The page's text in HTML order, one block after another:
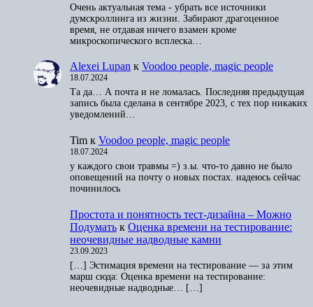
Очень актуальная тема - убрать все источники
думскроллинга из жизни. Забирают драгоценное
время, не отдавая ничего взамен кроме
микроскопического всплеска…
Alexei Lupan к Voodoo people, magic people
18.07.2024
Та да… А почта и не ломалась. Последняя предыдущая
запись была сделана в сентябре 2023, с тех пор никаких
уведомлений…
Tim к Voodoo people, magic people
18.07.2024
у каждого свои травмы =) з.ы. что-то давно не было
оповещений на почту о новых постах. надеюсь сейчас
починилось
Простота и понятность тест-дизайна – Можно
Подумать к Оценка времени на тестирование:
неочевидные надводные камни
23.09.2023
[…] Эстимация времени на тестирование — за этим
марш сюда: Оценка времени на тестирование:
неочевидные надводные… […]